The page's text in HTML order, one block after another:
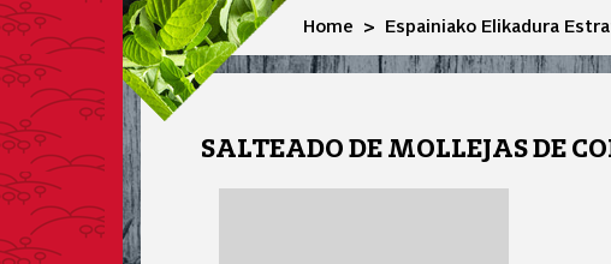
Home Espainiako Elikadura
SALTEADO DE MOLLEJAS DE